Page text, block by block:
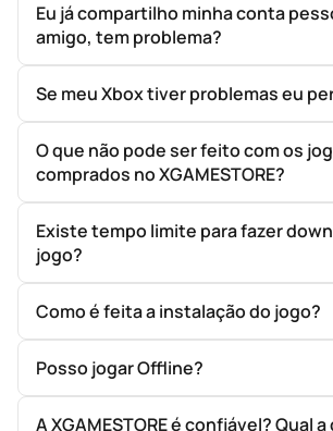
Eu já compartilho minha conta
amigo, tem problema?
Se meu Xbox tiver problemas eu
O que não pode ser feito com os
comprados no XGAMESTORE?
Existe tempo limite para fazer
jogo?
Como é feita a instalação do jogo?
Posso jogar Offline?
A XGAMESTORE é confiável? Qual